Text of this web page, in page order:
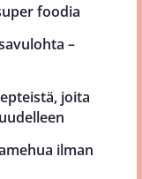
foodia
–
joita
ilman